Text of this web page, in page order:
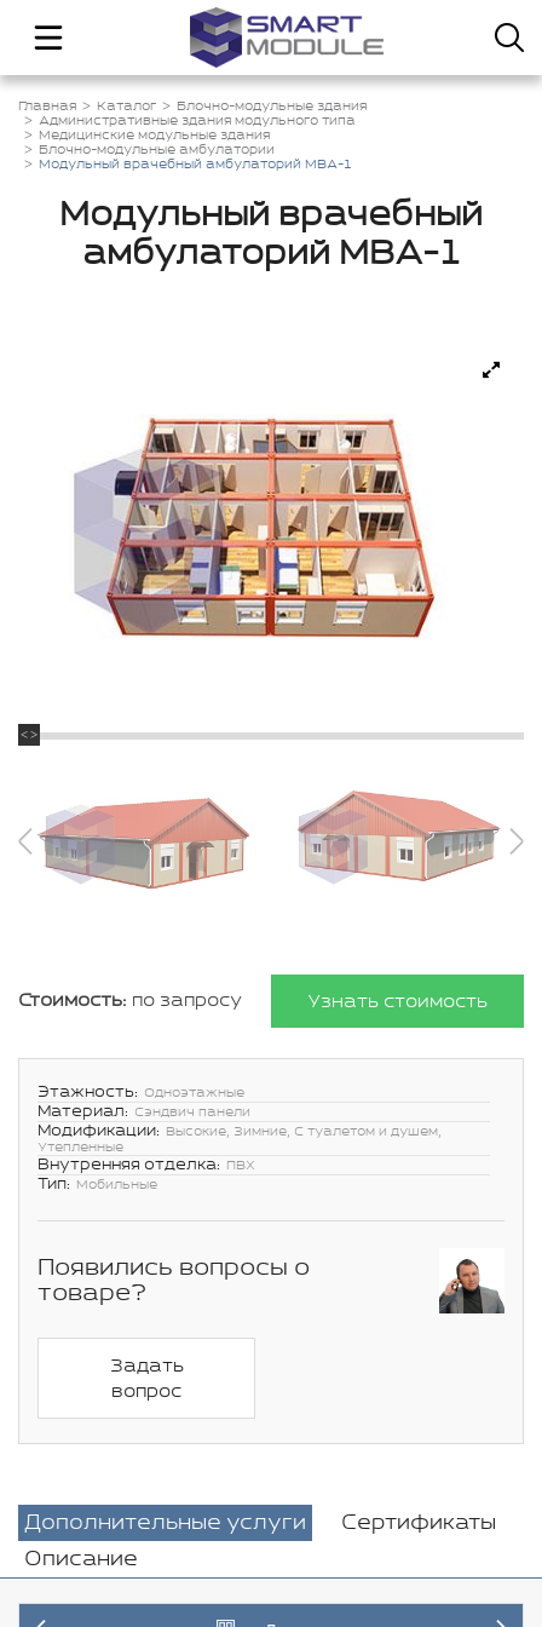
Главная Каталог
Блочно-модульные здания
Административные здания модульного типа
Медицинские модульные здания
Блочно-модульные амбулатории
Модульный врачебный амбулаторий МВА-1
Модульный врачебный
амбулаторий МВА-1
Стоимость: по запросу Узнать стоимость
Этажность: Одноэтажные
Материал: Сэндвич панели
Модификации: Высокие, Зимние, С туалетом и душем,
Утепленные
Внутренняя отделка: ПВХ
Тип: Мобильные
Появились вопросы о
товаре?
Задать
вопрос
Дополнительные услуги
Сертификаты
Описание